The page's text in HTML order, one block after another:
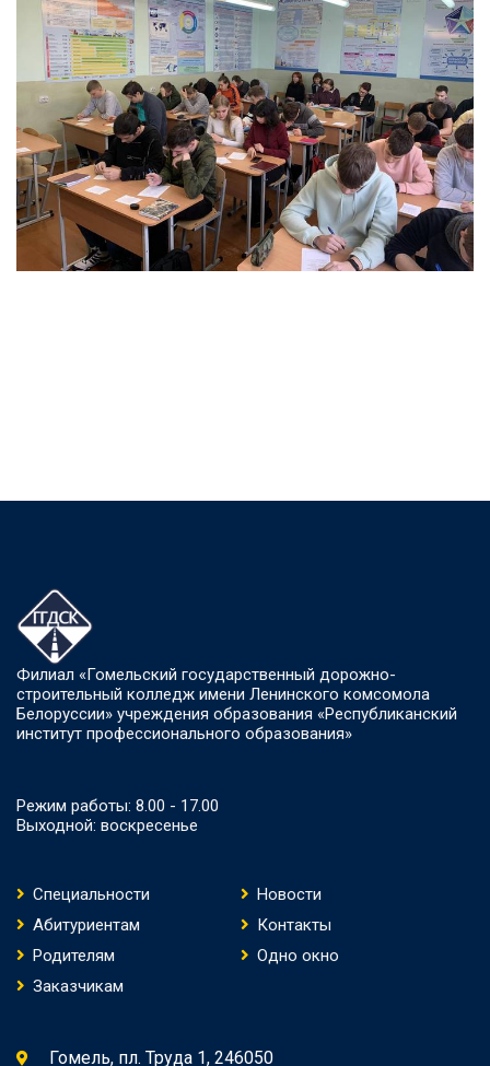
Филиал «Гомельский государственный дорожно-
строительный колледж имени Ленинского комсомола
Белоруссии» учреждения образования «Республиканский
институт профессионального образования»
Режим работы: 8.00 - 17.00
Выходной: воскресенье
Специальности
Новости
Абитуриентам
Контакты
Родителям
Одно окно
Заказчикам
Гомель, пл. Труда 1, 246050